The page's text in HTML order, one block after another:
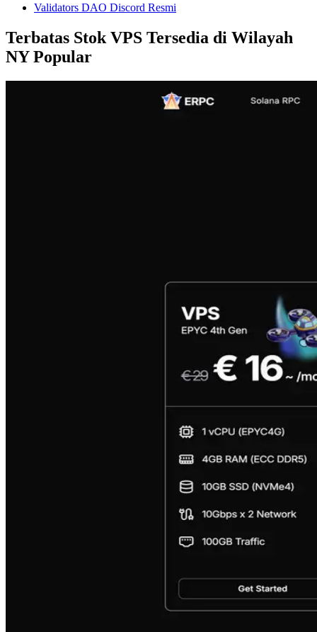
Validators DAO Discord Resmi
Terbatas Stok VPS Tersedia di Wilayah
NY Popular